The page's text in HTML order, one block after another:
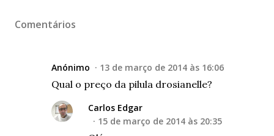
Comentários
Anónimo 13 de março de 2014 às 16:06
Qual o preço da pilula drosianelle?
Carlos Edgar
15 de março de 2014 às 20:35